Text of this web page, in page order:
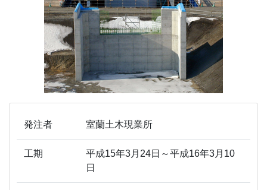
発注者 室蘭土木現業所
工期
平成15年3月24日～平成16年3月10
日